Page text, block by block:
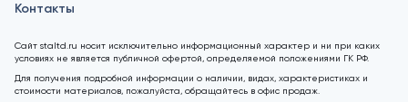
Контакты
Сайт staltd.ru носит исключительно информационный характер и ни при каких
условиях не является публичной офертой, определяемой положениями ГК РФ.
Для получения подробной информации о наличии, видах, характеристиках и
стоимости материалов, пожалуйста, обращайтесь в офис продаж.